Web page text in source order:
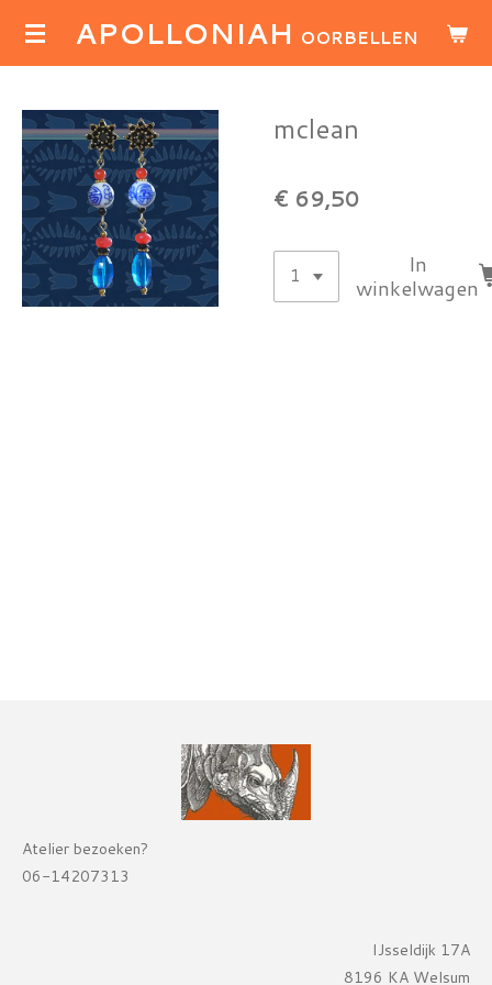
Ga
de
hoofdinhoud
APOLLONIAH OORBELLEN
mclean
€ 69,50
In
winkelwagen
Atelier bezoeken?
06-14207313
IJsseldijk 17A
8196 KA Welsum